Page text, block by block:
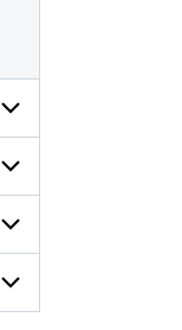
och
till